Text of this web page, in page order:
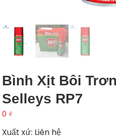
Bình Xịt Bôi
Selleys RP7
0 ₫
Xuất xứ: Liên hệ